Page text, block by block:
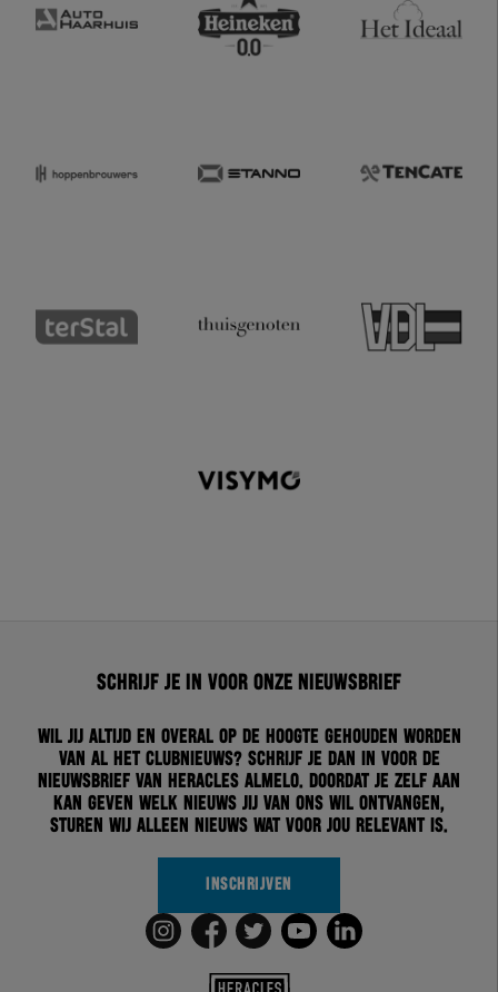
Schrijf je in voor onze nieuwsbrief
Wil jij altijd en overal op de hoogte gehouden worden
van al het clubnieuws? Schrijf je dan in voor de
nieuwsbrief van Heracles Almelo. Doordat je zelf aan
kan geven welk nieuws jij van ons wil ontvangen,
sturen wij alleen nieuws wat voor jou relevant is.
INSCHRIJVEN